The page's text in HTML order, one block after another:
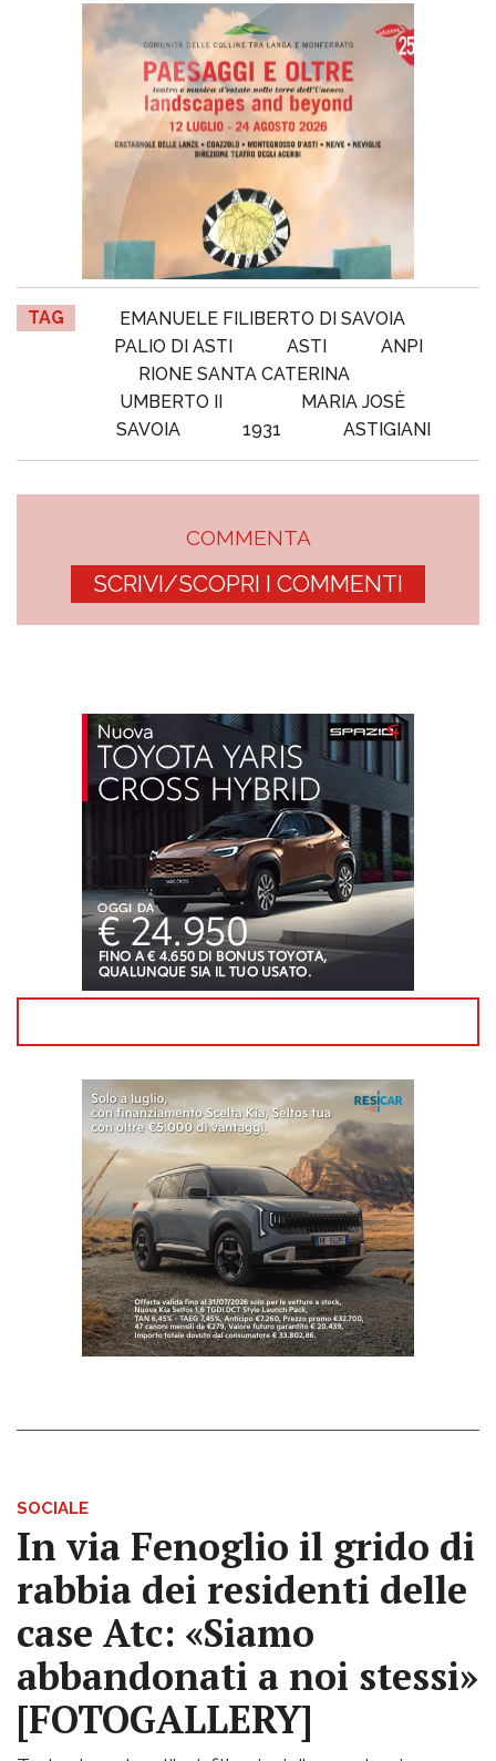
TAG
EMANUELE FILIBERTO DI SAVOIA
PALIO DI ASTI
ASTI
ANPI
RIONE SANTA CATERINA
UMBERTO II
MARIA JOSÈ
SAVOIA
1931 ASTIGIANI
COMMENTA
SCRIVI/SCOPRI I COMMENTI
SOCIALE
In via Fenoglio il grido di
rabbia dei residenti delle
case Atc: «Siamo
abbandonati a noi stessi»
[FOTOGALLERY]